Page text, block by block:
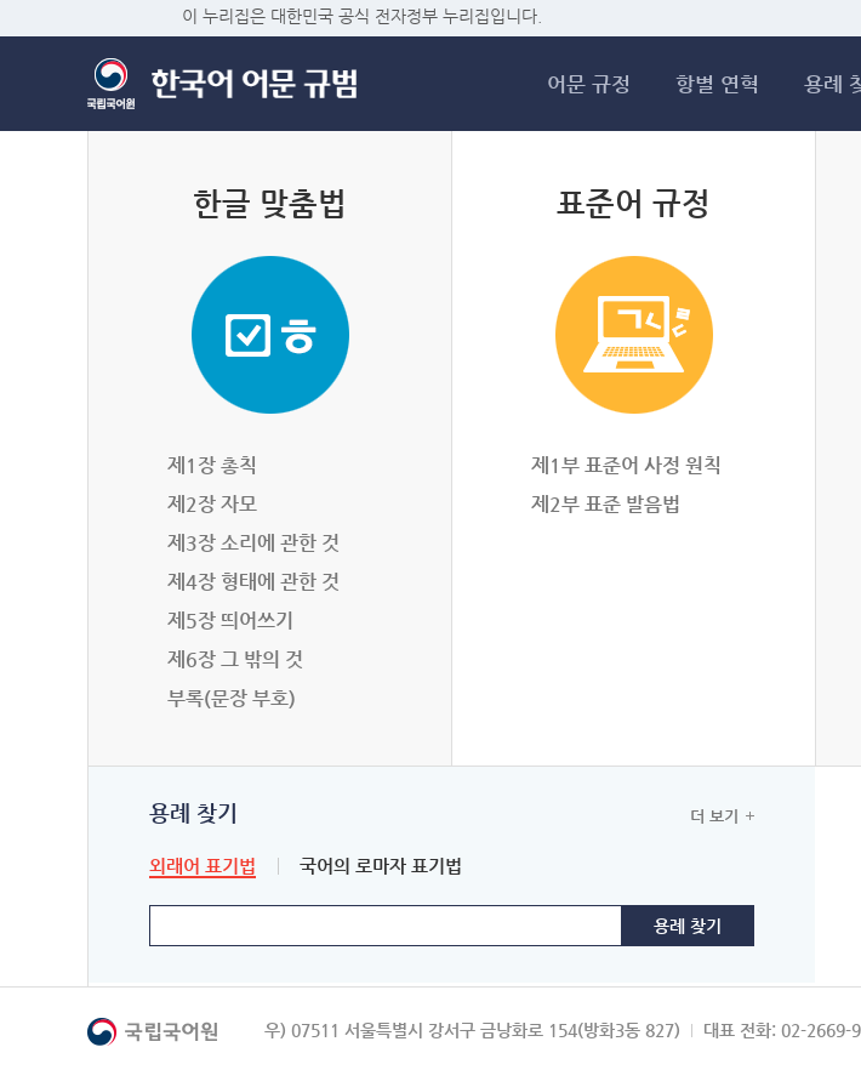
이 누리집은 대한민국 공식 전자정부 누리집입니다.
어문 규정 항별 연혁 용례
한글 맞춤법
제1장 총칙
제2장 자모
제3장 소리에 관한 것
제4장 형태에 관한 것
제5장 띄어쓰기
제6장 그 밖의 것
부록(문장 부호)
표준어 규정
제1부 표준어 사정 원칙
제2부 표준 발음법
용례 찾기
외래어 표기법 국어의 로마자 표기법
더 보기
우) 07511 서울특별시 강서구 금낭화로 154(방화3동 827) 대표 전화: 02-2669-